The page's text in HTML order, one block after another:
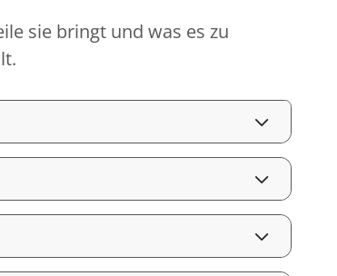
sie bringt und was es zu